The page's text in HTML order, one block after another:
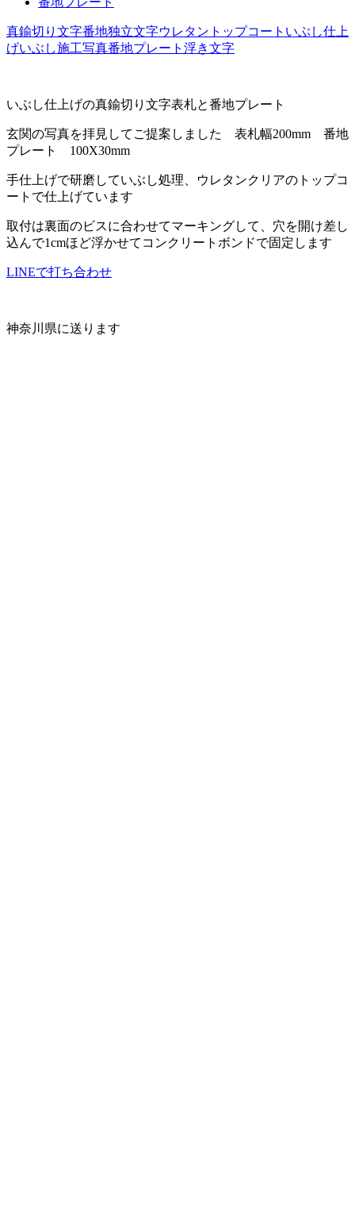
真鍮切り文字番地独立文字ウレタントップコート いぶし仕上
げいぶし施工写真番地プレート 浮き文字
いぶし仕上げの真鍮切り文字表札と番地プレート
玄関の写真を拝見してご提案しました 表札幅200mm 番地
プレート 100X30mm
手仕上げで研磨していぶし処理、ウレタンクリアのトップコ
ートで仕上げています
取付は裏面のビスに合わせてマーキングして、穴を開け差し
込んで1cmほど浮かせてコンクリートボンドで固定します
LINEで打ち合わせ
神奈川県に送ります